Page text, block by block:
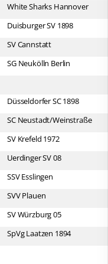
White Sharks Hannover
Duisburger SV 1898
SV Cannstatt
SG Neukölln Berlin
Düsseldorfer SC 1898
SC Neustadt/Weinstraße
SV Krefeld 1972
Uerdinger SV 08
SSV Esslingen
SVV Plauen
SV Würzburg 05
SpVg Laatzen 1894